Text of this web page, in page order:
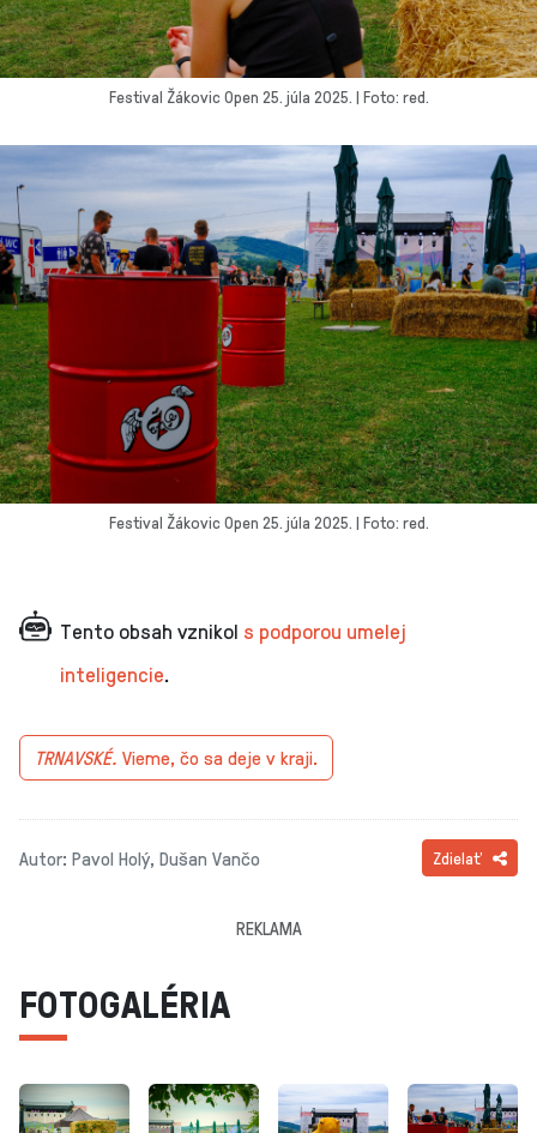
Festival Žákovic Open 25. júla 2025. | Foto: red.
Festival Žákovic Open 25. júla 2025. | Foto: red.
Tento obsah vznikol s podporou umelej
inteligencie.
TRNAVSKÉ. Vieme, čo sa deje v kraji.
Autor: Pavol Holý, Dušan Vančo Zdielať
REKLAMA
FOTOGALÉRIA